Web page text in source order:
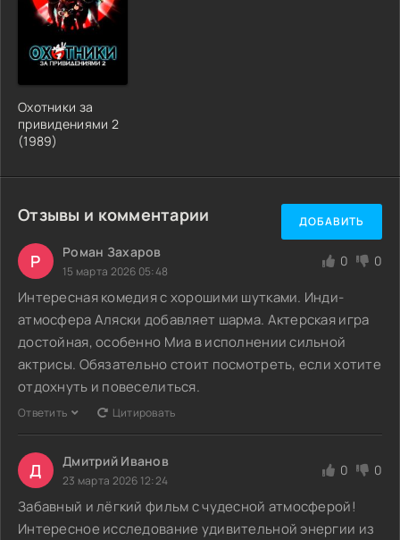
Охотники за
привидениями 2
(1989)
Отзывы и комментарии ДОБАВИТЬ
Р Роман Захаров
15 марта 2026 05:48
0 0
Интересная комедия с хорошими шутками. Инди-
атмосфера Аляски добавляет шарма. Актерская игра
достойная, особенно Миа в исполнении сильной
актрисы. Обязательно стоит посмотреть, если хотите
отдохнуть и повеселиться.
Ответить Цитировать
Д Дмитрий Иванов
23 марта 2026 12:24
0 0
Забавный и лёгкий фильм с чудесной атмосферой!
Интересное исследование удивительной энергии из